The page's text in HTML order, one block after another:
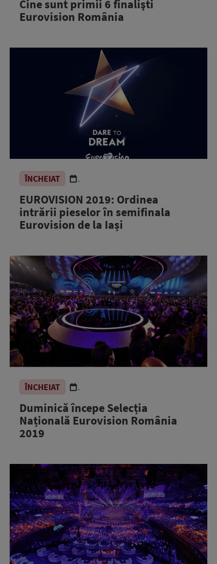
Cine sunt primii 6 finalişti
Eurovision România
ÎNCHEIAT .
EUROVISION 2019: Ordinea
intrării pieselor în semifinala
Eurovision de la Iași
ÎNCHEIAT .
Duminică începe Selecția
Națională Eurovision România
2019